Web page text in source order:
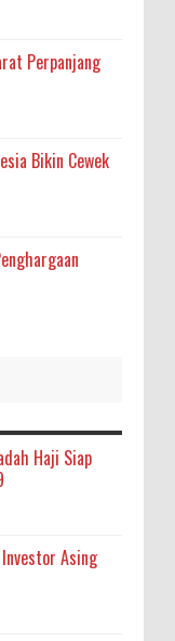
Perpanjang
Bikin Cewek
Haji Siap
Asing